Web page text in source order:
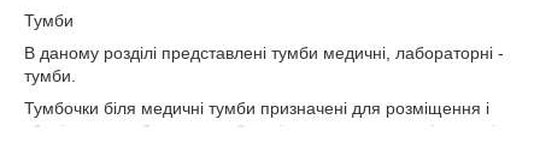
Тумби
В даному розділі представлені тумби медичні, лабораторні -
тумби.
Тумбочки біля медичні тумби призначені для розміщення і
зберігання особистих речей пацієнта, а також розміщення і